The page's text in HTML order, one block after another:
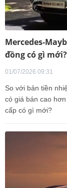
Mercedes-
đồng có gì mới?
01/07/2026 09:31
So với bản tiền
có giá bán cao
cấp có gì mới?